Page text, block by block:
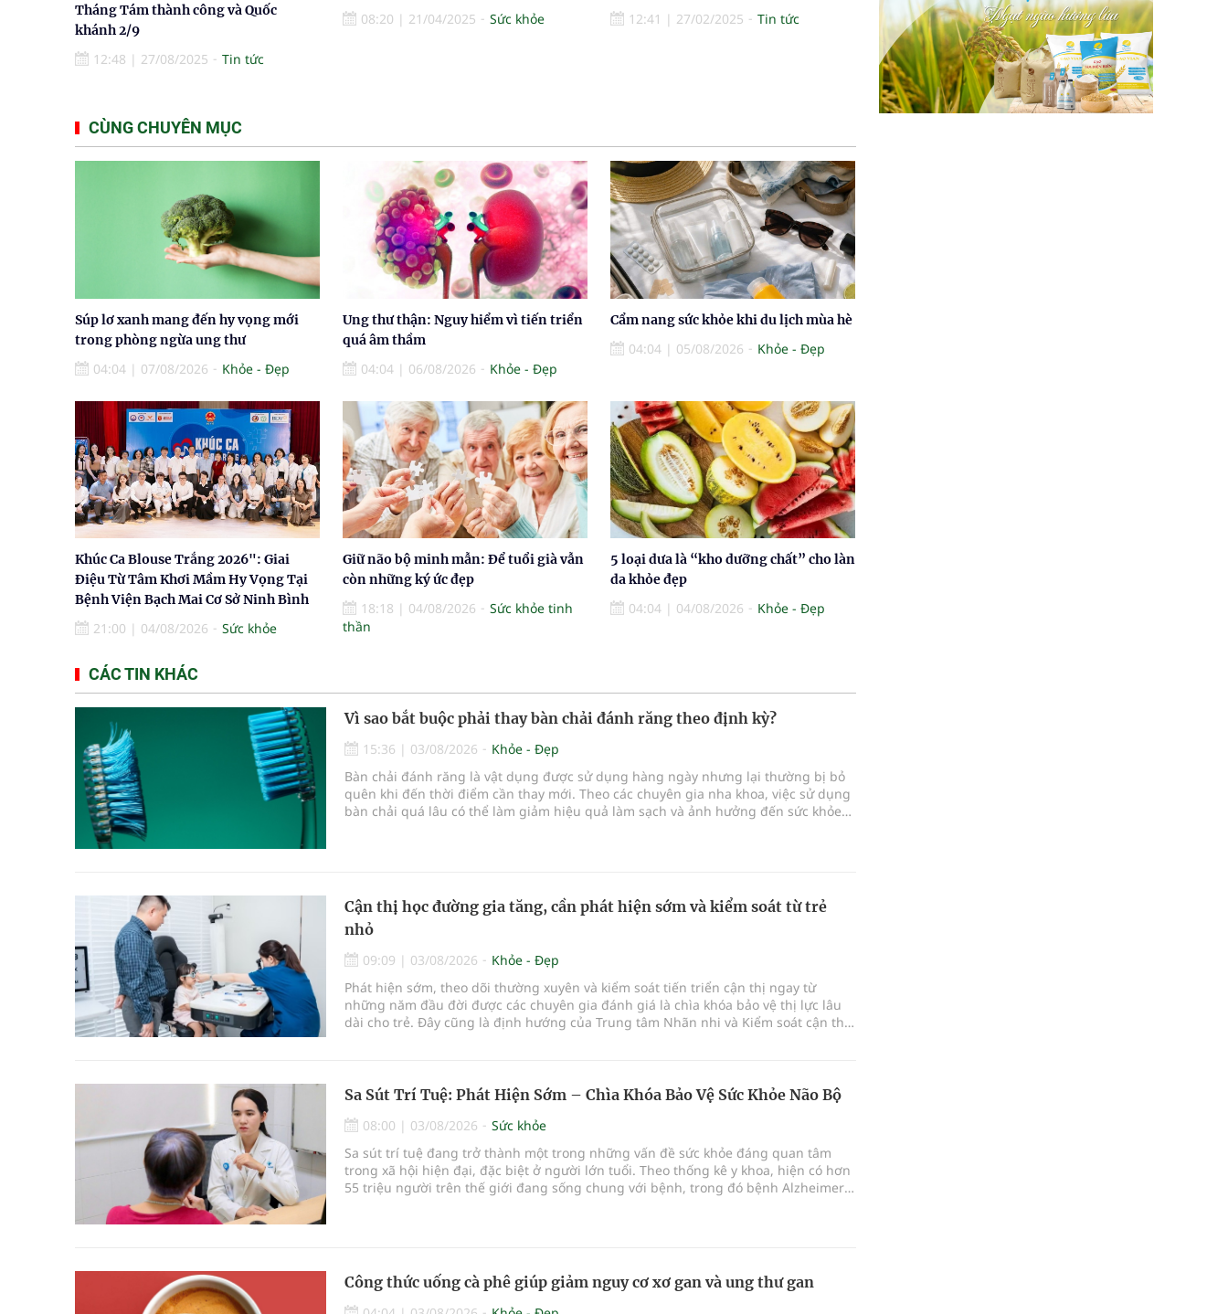
Tháng Tám thành công và Quốc
khánh 2/9
12:48 | 27/08/2025 Tin tức
08:20 | 21/04/2025 Sức khỏe 12:41 | 27/02/2025 Tin tức
CÙNG CHUYÊN MỤC
Súp lơ xanh mang đến hy vọng mới
trong phòng ngừa ung thư
04:04 | 07/08/2026 Khỏe - Đẹp
Ung thư thận: Nguy hiểm vì tiến triển
quá âm thầm
04:04 | 06/08/2026 Khỏe - Đẹp
Cẩm nang sức khỏe khi du lịch mùa hè
04:04 | 05/08/2026 Khỏe - Đẹp
Khúc Ca Blouse Trắng 2026": Giai
Điệu Từ Tâm Khơi Mầm Hy Vọng Tại
Bệnh Viện Bạch Mai Cơ Sở Ninh Bình
21:00 | 04/08/2026 Sức khỏe
Giữ não bộ minh mẫn: Để tuổi già vẫn
còn những ký ức đẹp
18:18 | 04/08/2026
Sức khỏe tinh
thần
5 loại dưa là “kho dưỡng chất” cho làn
da khỏe đẹp
04:04 | 04/08/2026 Khỏe - Đẹp
CÁC TIN KHÁC
Vì sao bắt buộc phải thay bàn chải đánh răng theo định kỳ?
15:36 | 03/08/2026
Khỏe - Đẹp
Bàn chải đánh răng là vật dụng được sử dụng hàng ngày nhưng lại thường bị bỏ
quên khi đến thời điểm cần thay mới. Theo các chuyên gia nha khoa, việc sử dụng
bàn chải quá lâu có thể làm giảm hiệu quả làm sạch và ảnh hưởng đến sức khỏe
Cận thị học đường gia tăng, cần phát hiện sớm và kiểm soát từ trẻ
nhỏ
09:09 | 03/08/2026
Khỏe - Đẹp
Phát hiện sớm, theo dõi thường xuyên và kiểm soát tiến triển cận thị ngay từ
những năm đầu đời được các chuyên gia đánh giá là chìa khóa bảo vệ thị lực lâu
dài cho trẻ. Đây cũng là định hướng của Trung tâm Nhãn nhi và Kiểm soát cận thị
Sa Sút Trí Tuệ: Phát Hiện Sớm – Chìa Khóa Bảo Vệ Sức Khỏe Não Bộ
08:00 | 03/08/2026
Sức khỏe
Sa sút trí tuệ đang trở thành một trong những vấn đề sức khỏe đáng quan tâm
trong xã hội hiện đại, đặc biệt ở người lớn tuổi. Theo thống kê y khoa, hiện có hơn
55 triệu người trên thế giới đang sống chung với bệnh, trong đó bệnh Alzheimer
Công thức uống cà phê giúp giảm nguy cơ xơ gan và ung thư gan